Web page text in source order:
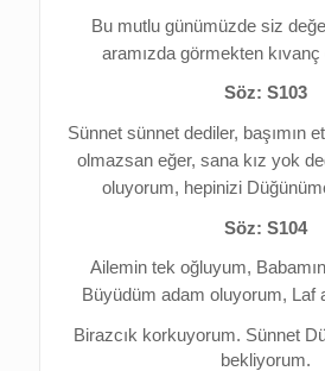
Bu mutlu günümüzde siz
aramızda görmekten
Söz: S103
Sünnet sünnet dediler, başımın
olmazsan eğer, sana kız yok
oluyorum, hepinizi
Söz: S104
Ailemin tek oğluyum,
Büyüdüm adam oluyorum, Laf
Birazcık korkuyorum. Sünnet
bekliyorum.